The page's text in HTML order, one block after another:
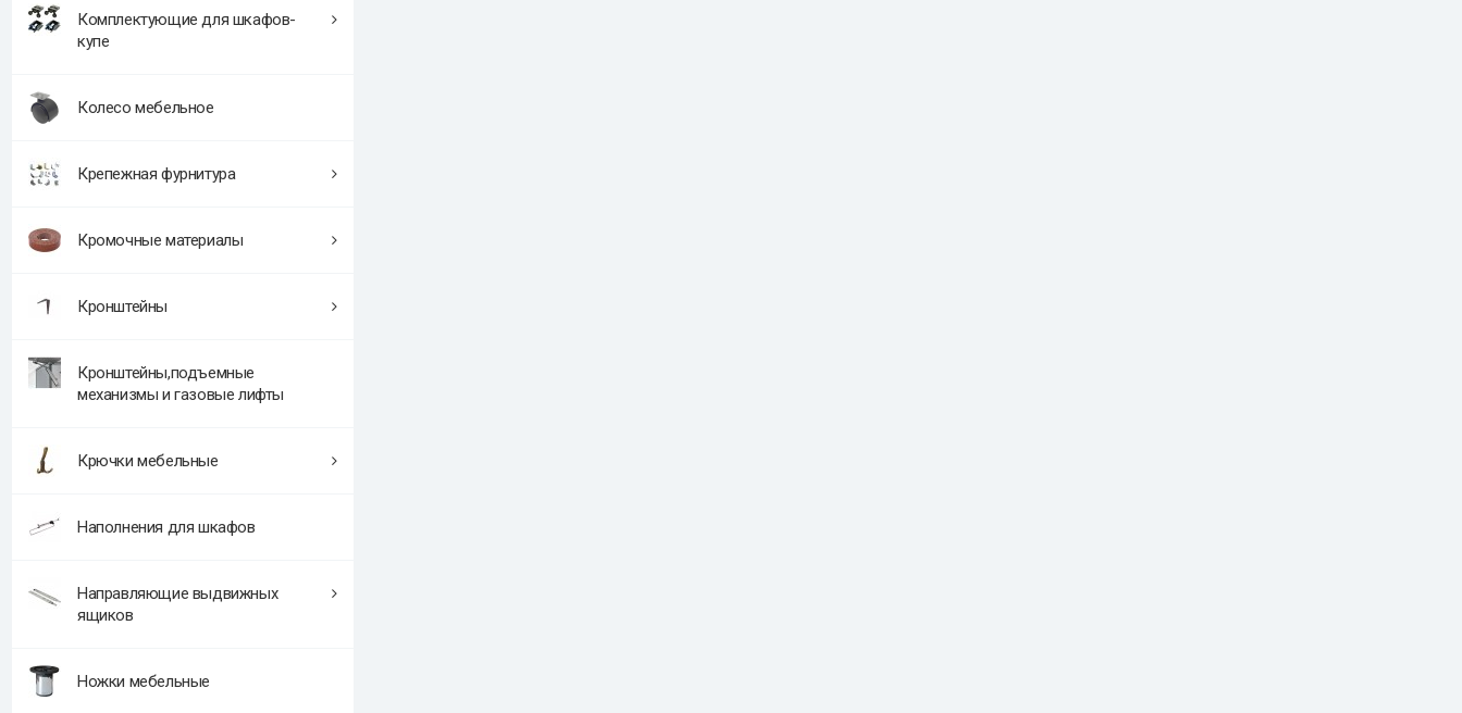
Комплектующие для шкафов-
купе
Колесо мебельное
Крепежная фурнитура
Кромочные материалы
Кронштейны
Кронштейны,подъемные
механизмы и газовые лифты
Крючки мебельные
Наполнения для шкафов
Направляющие выдвижных
ящиков
Ножки мебельные